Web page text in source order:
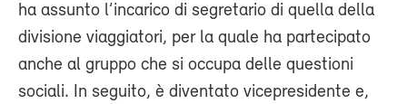
ha assunto l’incarico di segretario di quella della
divisione viaggiatori, per la quale ha partecipato
anche al gruppo che si occupa delle questioni
sociali. In seguito, è diventato vicepresidente e,